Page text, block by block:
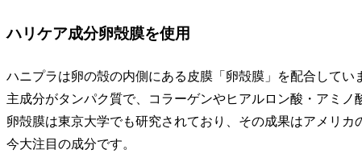
ハリケア成分卵殻膜を使用
ハニプラは卵の殻の内側にある皮膜「卵殻膜」を配合 してい
主成分がタンパク質で、コラーゲンやヒアルロン酸・アミノ
卵殻膜は東京大学でも研究されており、その成果はアメリカ
今大注目の成分です。